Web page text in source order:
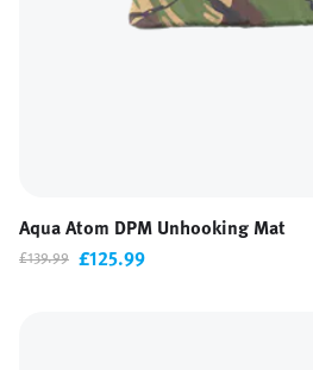
Aqua Atom DPM Unhooking Mat
£139.99 £125.99